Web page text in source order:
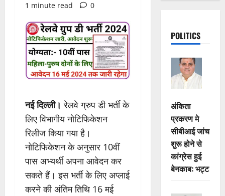
1 minute read
0
नई दिल्ली। रेलवे ग्रुप डी भर्ती के
लिए विभागीय नोटिफिकेशन
रिलीज किया गया है।
नोटिफिकेशन के अनुसार 10वीं
पास अभ्यर्थी अपना आवेदन कर
सकते हैं। इस भर्ती के लिए अप्लाई
करने की अंतिम तिथि 16 मई
POLITICS
अंकिता
प्रकरण मे
सीबीआई जांच
शुरू होने से
कांग्रेस हुई
बेनकाब: भट्ट